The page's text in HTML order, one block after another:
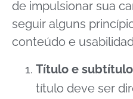
de impulsionar sua
seguir alguns
conteúdo e
Título e
título deve ser